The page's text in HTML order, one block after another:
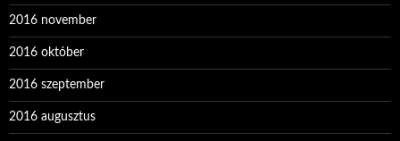
2016 november
2016 október
2016 szeptember
2016 augusztus